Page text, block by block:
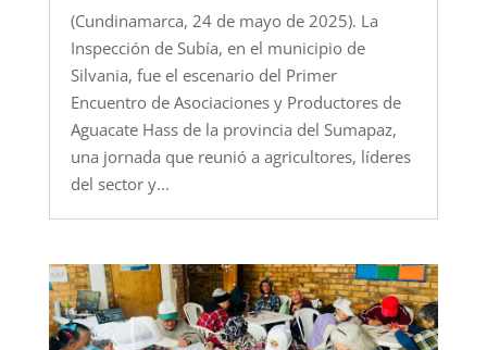
(Cundinamarca, 24 de mayo de 2025). La
Inspección de Subía, en el municipio de
Silvania, fue el escenario del Primer
Encuentro de Asociaciones y Productores de
Aguacate Hass de la provincia del Sumapaz,
una jornada que reunió a agricultores, líderes
del sector y...